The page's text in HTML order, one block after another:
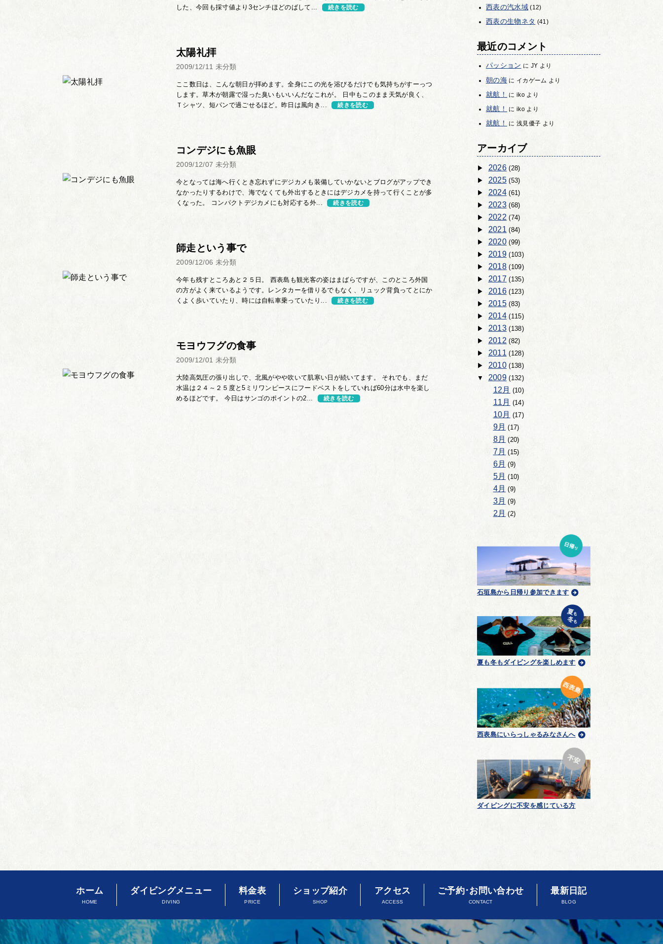
した、今回も採寸値より3センチほどのばして...
続きを読む
太陽礼拝
2009/12/11 未分類
ここ数日は、こんな朝日が拝めます。全身にこの光を浴びるだけでも気持ちがすーっつ
します。草木が朝露で湿った臭いもいいんだなこれが。 日中もこのまま天気が良く、
Ｔシャツ、短パンで過ごせるほど。昨日は風向き...
続きを読む
コンデジにも魚眼
2009/12/07 未分類
今となっては海へ行くとき忘れずにデジカメも装備していかないとブログがアップでき
なかったりするわけで、海でなくても外出するときにはデジカメを持って行くことが多
くなった。 コンパクトデジカメにも対応する外...
続きを読む
師走という事で
2009/12/06 未分類
今年も残すところあと２５日。 西表島も観光客の姿はまばらですが、このところ外国
の方がよく来ているようです。レンタカーを借りるでもなく、リュック背負ってとにか
くよく歩いていたり、時には自転車乗っていたり...
続きを読む
モヨウフグの食事
2009/12/01 未分類
大陸高気圧の張り出しで、北風がやや吹いて肌寒い日が続いてます。 それでも、まだ
水温は２４～２５度と5ミリワンピースにフードベストをしていれば60分は水中を楽し
めるほどです。 今日はサンゴのポイントの2...
続きを読む
西表の汽水域(12)
西表の生物ネタ (41)
最近のコメント
パッション に JY より
朝の海に イカゲーム より
就航！ に ikoより
就航！ に ikoより
就航！ に 浅見優子 より
アーカイブ
2026(28)
2025(53)
2024(61)
2023(68)
2022 (74)
2021(84)
2020(99)
2019(103)
2018(109)
2017 (135)
2016(123)
2015(83)
2014(115)
2013(138)
2012(82)
2011(128)
2010(138)
2009(132)
12月 (10)
11月 (14)
10月 (17)
9月 (17)
8月 (20)
7月 (15)
6月 (9)
5月 (10)
4月 (9)
3月 (9)
2月 (2)
石垣島から日帰り参加できます
夏も冬もダイビングを楽しめます
西表島にいらっしゃるみなさんへ
ダイビングに不安を感じている方
ホーム
HOME
ダイビングメニュー
DIVING
料金表
PRICE
ショップ紹介
SHOP
アクセス
ACCESS
ご予約･お問い合わせ
CONTACT
最新日記
BLOG